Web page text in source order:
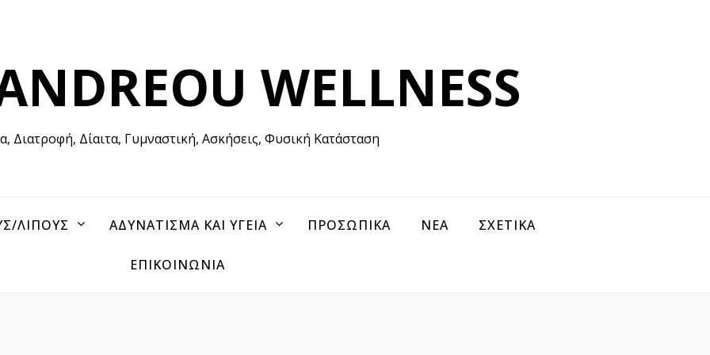
WELLNESS
Διατροφή, Δίαιτα, Γυμναστική, Ασκήσεις, Φυσική Κατάσταση
ΛΙΠΟΥΣ ΑΔΥΝΑΤΙΣΜΑ ΚΑΙ ΥΓΕΙΑ ΠΡΟΣΩΠΙΚΑ ΝΕΑ ΣΧΕΤΙΚΑ
ΕΠΙΚΟΙΝΩΝΙΑ